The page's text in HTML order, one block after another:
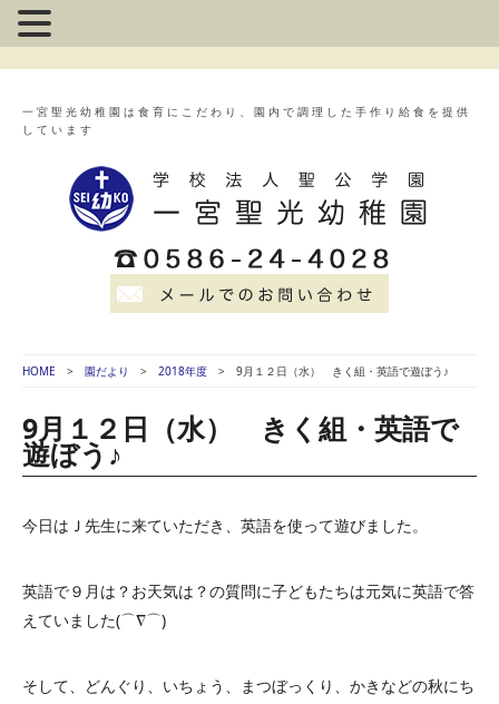
一宮聖光幼稚園は食育にこだわり、園内で調理した手作り給食を提供
しています
HOME 園だより 2018年度 9月１２日（水） きく組・英語で遊ぼう♪
9月１２日（水） きく組・英語で
遊ぼう♪
今日はＪ先生に来ていただき、英語を使って遊びました。
英語で９月は？お天気は？の質問に子どもたちは元気に英語で答
えていました(⌒∇⌒)
そして、どんぐり、いちょう、まつぼっくり、かきなどの秋にち